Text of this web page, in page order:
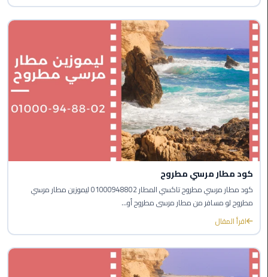
توصيل
مطار
برج
العرب
ايجار
سيارات
زفاف
توصيل
مطار
برج
كود مطار مرسي مطروح
كود مطار مرسي مطروح تاكسي المطار 01000948802 ليموزين مطار مرسي
مطروح لو مسافر من مطار مرسى مطروح أو...
اقرأ المقال